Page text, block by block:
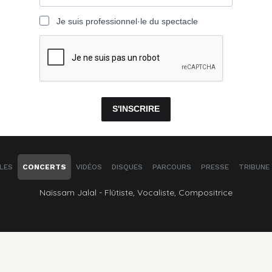
Je suis professionnel·le du spectacle
S'INSCRIRE
CONCERTS VIDÉOS DISQUES PARCOURS PRESSE TRIBUNE
Naïssam Jalal - Flûtiste, Vocaliste, Compositrice